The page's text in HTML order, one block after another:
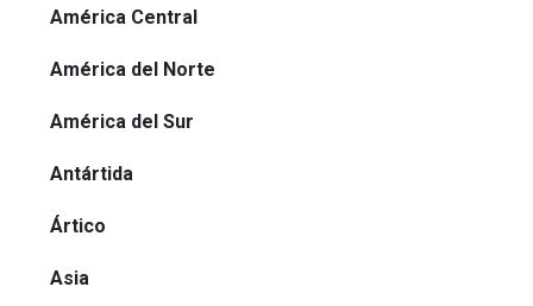
América Central
América del Norte
América del Sur
Antártida
Ártico
Asia